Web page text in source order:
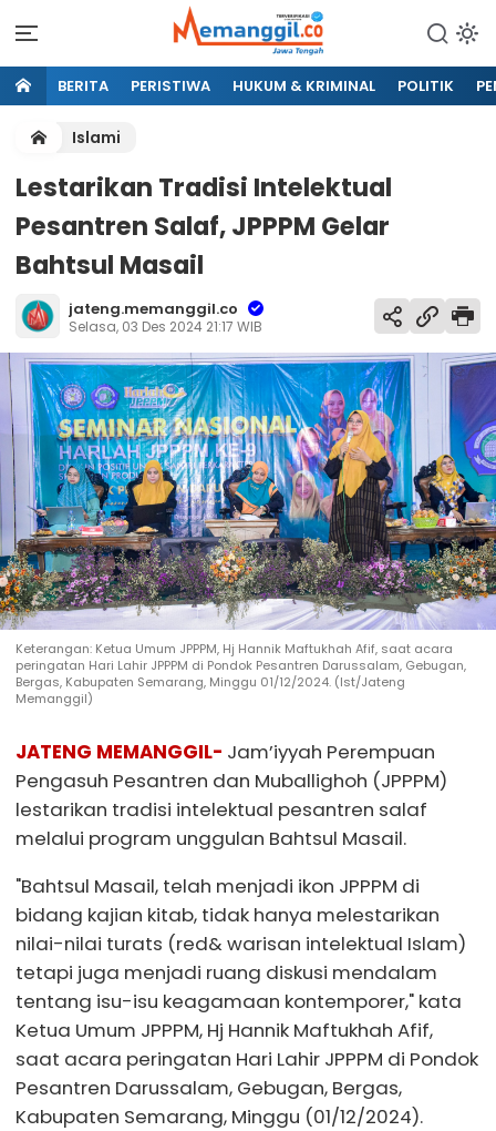
BERITA PERISTIWA HUKUM & KRIMINAL POLITIK
Islami
Lestarikan Tradisi Intelektual
Pesantren Salaf, JPPPM Gelar
Bahtsul Masail
jateng.memanggil.co
Selasa, 03 Des 2024 21:17 WIB
Keterangan: Ketua Umum JPPPM, Hj Hannik Maftukhah Afif, saat acara
peringatan Hari Lahir JPPPM di Pondok Pesantren Darussalam, Gebugan,
Bergas, Kabupaten Semarang, Minggu 01/12/2024. (Ist/Jateng
Memanggil)
JATENG MEMANGGIL- Jam’iyyah Perempuan
Pengasuh Pesantren dan Muballighoh (JPPPM)
lestarikan tradisi intelektual pesantren salaf
melalui program unggulan Bahtsul Masail.
"Bahtsul Masail, telah menjadi ikon JPPPM di
bidang kajian kitab, tidak hanya melestarikan
nilai-nilai turats (red& warisan intelektual Islam)
tetapi juga menjadi ruang diskusi mendalam
tentang isu-isu keagamaan kontemporer," kata
Ketua Umum JPPPM, Hj Hannik Maftukhah Afif,
saat acara peringatan Hari Lahir JPPPM di Pondok
Pesantren Darussalam, Gebugan, Bergas,
Kabupaten Semarang, Minggu (01/12/2024).